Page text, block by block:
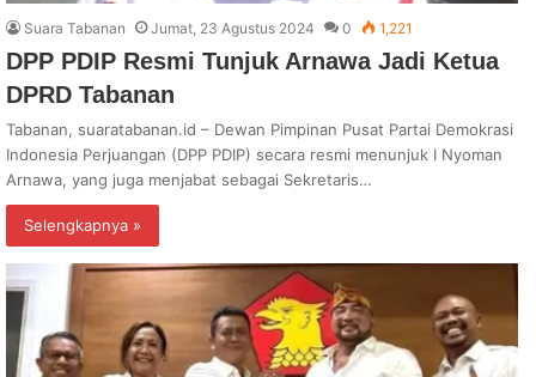
Suara Tabanan Jumat, 23 Agustus 2024 0 1,221
DPP PDIP Resmi Tunjuk Arnawa Jadi Ketua
DPRD Tabanan
Tabanan, suaratabanan.id – Dewan Pimpinan Pusat Partai Demokrasi
Indonesia Perjuangan (DPP PDIP) secara resmi menunjuk I Nyoman
Arnawa, yang juga menjabat sebagai Sekretaris…
Selengkapnya »